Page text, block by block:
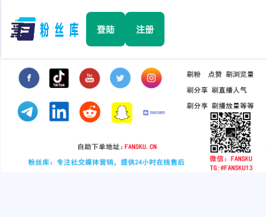
☰ 登陆 注册
Facebook
TikTok
YouTube